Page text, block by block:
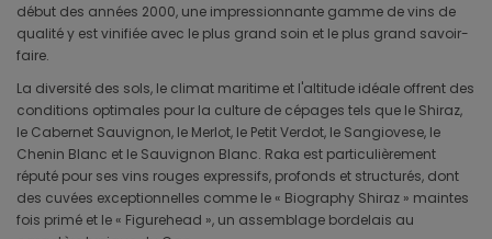
début des années 2000, une impressionnante gamme de vins de
qualité y est vinifiée avec le plus grand soin et le plus grand savoir-
faire.
La diversité des sols, le climat maritime et l'altitude idéale offrent des
conditions optimales pour la culture de cépages tels que le Shiraz,
le Cabernet Sauvignon, le Merlot, le Petit Verdot, le Sangiovese, le
Chenin Blanc et le Sauvignon Blanc. Raka est particulièrement
réputé pour ses vins rouges expressifs, profonds et structurés, dont
des cuvées exceptionnelles comme le « Biography Shiraz » maintes
fois primé et le « Figurehead », un assemblage bordelais au